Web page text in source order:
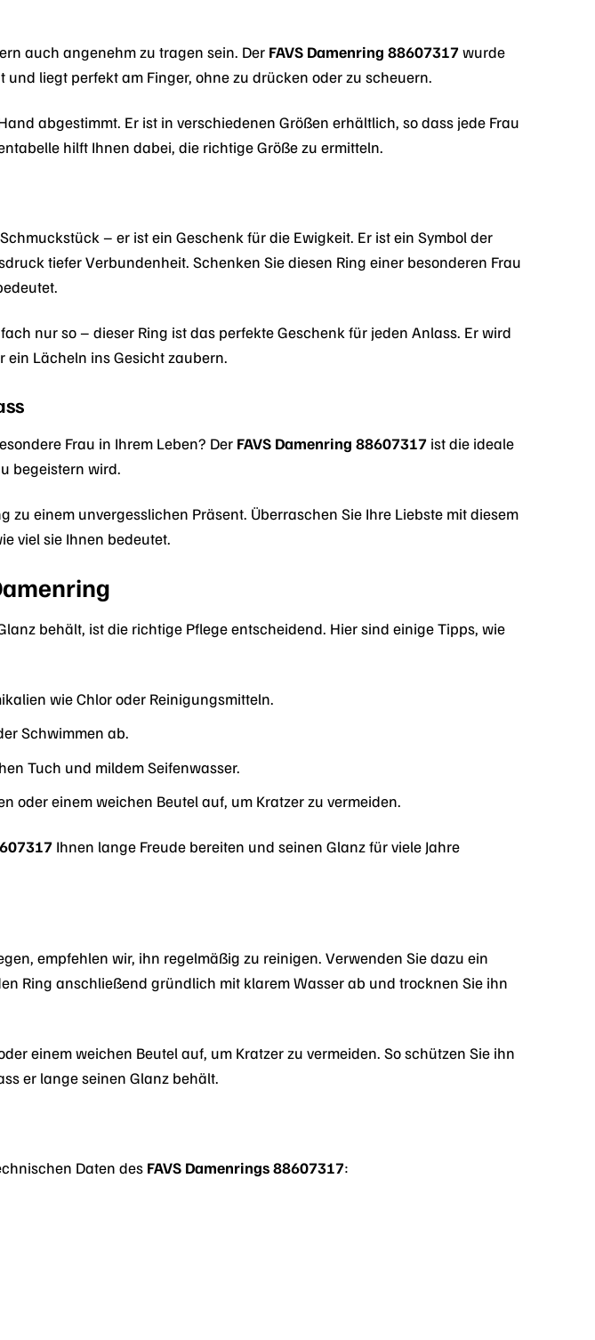
auch angenehm zu tragen sein. Der FAVS Damenring 88607317wurde
liegt perfekt am Finger, ohne zu drücken oder zu scheuern.
abgestimmt. Er ist in verschiedenen Größen erhältlich, so dass jede Frau
hilft Ihnen dabei, die richtige Größe zu ermitteln.
– er ist ein Geschenk für die Ewigkeit. Er ist ein Symbol der
tiefer Verbundenheit. Schenken Sie diesen Ring einer besonderen Frau
nur so – dieser Ring ist das perfekte Geschenk für jeden Anlass. Er wird
ein Lächeln ins Gesicht zaubern.
Frau in Ihrem Leben? Der FAVS Damenring 88607317 ist die ideale
begeistern wird.
zu einem unvergesslichen Präsent. Überraschen Sie Ihre Liebste mit diesem
viel sie Ihnen bedeutet.
behält, ist die richtige Pflege entscheidend. Hier sind einige Tipps, wie
wie Chlor oder Reinigungsmitteln.
Schwimmen ab.
Tuch und mildem Seifenwasser.
oder einem weichen Beutel auf, um Kratzer zu vermeiden.
Ihnen lange Freude bereiten und seinen Glanz für viele Jahre
empfehlen wir, ihn regelmäßig zu reinigen. Verwenden Sie dazu ein
Ring anschließend gründlich mit klarem Wasser ab und trocknen Sie ihn
einem weichen Beutel auf, um Kratzer zu vermeiden. So schützen Sie ihn
er lange seinen Glanz behält.
Daten des FAVS Damenrings 88607317: